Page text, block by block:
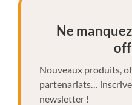
Ne
Nouveaux produits,
partenariats…
newsletter !